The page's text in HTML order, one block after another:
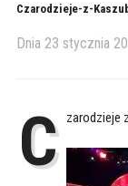
Czarodzieje-z-
Dnia 23 stycznia
C zarodzieje